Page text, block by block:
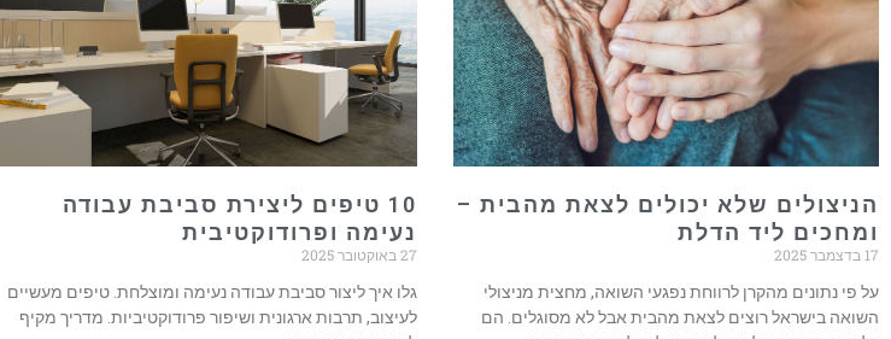
הניצולים שלא יכולים לצאת מהבית –
ומחכים ליד הדלת
17 בדצמבר 2025
על פי נתונים מהקרן לרווחת נפגעי השואה, מחצית מניצולי
השואה בישראל רוצים לצאת מהבית אבל לא מסוגלים. הם
10 טיפים ליצירת סביבת עבודה
נעימה ופרודוקטיבית
27 באוקטובר 2025
גלו איך ליצור סביבת עבודה נעימה ומוצלחת. טיפים מעשיים
לעיצוב, תרבות ארגונית ושיפור פרודוקטיביות. מדריך מקיף